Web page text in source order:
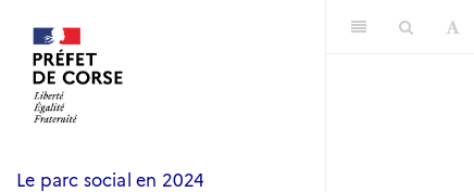
Le parc social en 2024